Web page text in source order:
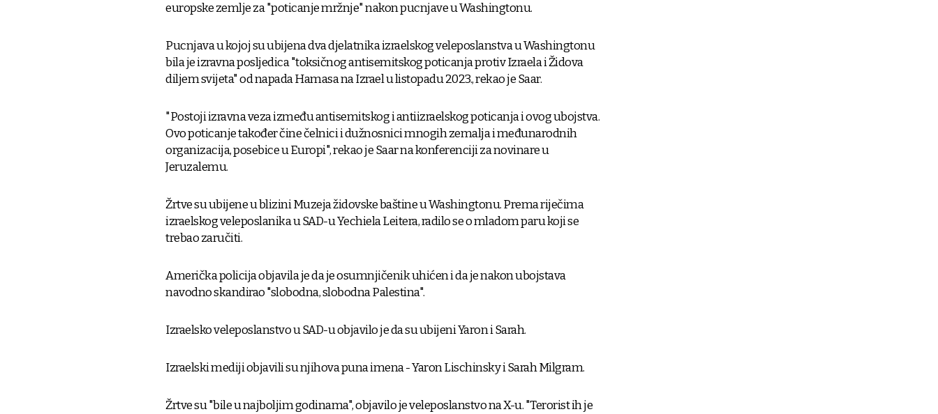
europske zemlje za "poticanje mržnje" nakon pucnjave u Washingtonu.
Pucnjava u kojoj su ubijena dva djelatnika izraelskog veleposlanstva u Washingtonu
bila je izravna posljedica "toksičnog antisemitskog poticanja protiv Izraela i Židova
diljem svijeta" od napada Hamasa na Izrael u listopadu 2023., rekao je Saar.
"Postoji izravna veza između antisemitskog i antiizraelskog poticanja i ovog ubojstva.
Ovo poticanje također čine čelnici i dužnosnici mnogih zemalja i međunarodnih
organizacija, posebice u Europi", rekao je Saar na konferenciji za novinare u
Jeruzalemu.
Žrtve su ubijene u blizini Muzeja židovske baštine u Washingtonu. Prema riječima
izraelskog veleposlanika u SAD-u Yechiela Leitera, radilo se o mladom paru koji se
trebao zaručiti.
Američka policija objavila je da je osumnjičenik uhićen i da je nakon ubojstava
navodno skandirao "slobodna, slobodna Palestina".
Izraelsko veleposlanstvo u SAD-u objavilo je da su ubijeni Yaron i Sarah.
Izraelski mediji objavili su njihova puna imena - Yaron Lischinsky i Sarah Milgram.
Žrtve su "bile u najboljim godinama", objavilo je veleposlanstvo na X-u. "Terorist ih je